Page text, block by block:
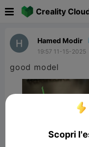
Creality
Hamed Modir
19:57 11-15-2025
good model
Scopri